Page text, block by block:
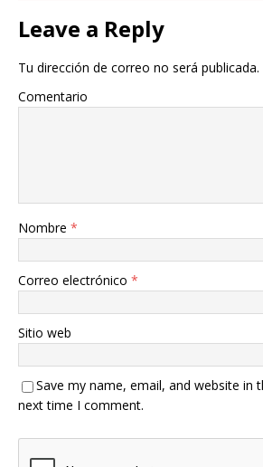
Leave a Reply
Tu dirección de correo no será publicada.
Comentario
Nombre *
Correo electrónico *
Sitio web
Save my name, email, and website in
next time I comment.